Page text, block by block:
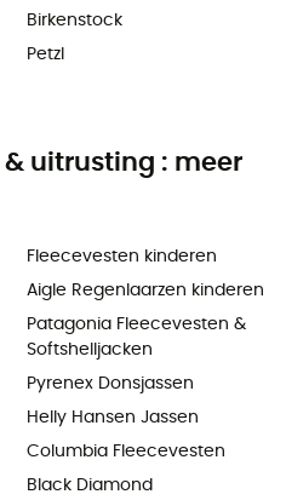
Birkenstock
Petzl
uitrusting : meer
Fleecevesten kinderen
Aigle Regenlaarzen kinderen
Patagonia Fleecevesten &
Softshelljacken
Pyrenex Donsjassen
Helly Hansen Jassen
Columbia Fleecevesten
Black Diamond